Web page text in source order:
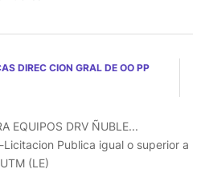
DIREC CION GRAL DE OO PP
EQUIPOS DRV ÑUBLE...
Licitacion Publica igual o superior a
(LE)